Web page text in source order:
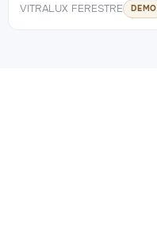
VITRALUX FERESTRE DEMO